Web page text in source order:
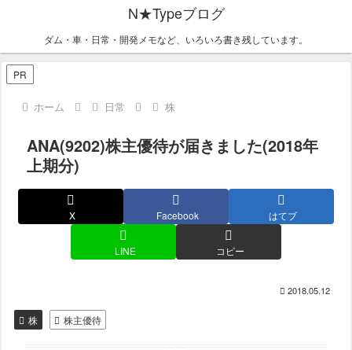
N★Typeブログ
ダム・車・日常・開発メモなど、いろいろ書き残しています。
PR
ホーム 日常 株
ANA(9202)株主優待が届きました(2018年
上期分)
X Facebook はてブ
LINE コピー
2018.05.12
株 株主優待